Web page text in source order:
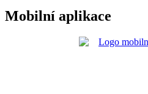
Mobilní aplikace